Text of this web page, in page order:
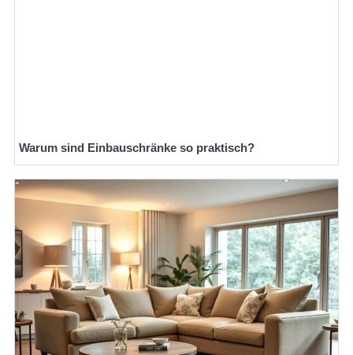
Warum sind Einbauschränke so praktisch?